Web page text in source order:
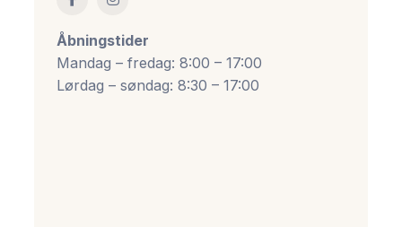
Åbningstider
Mandag – fredag: 8:00 – 17:00
Lørdag – søndag: 8:30 – 17:00